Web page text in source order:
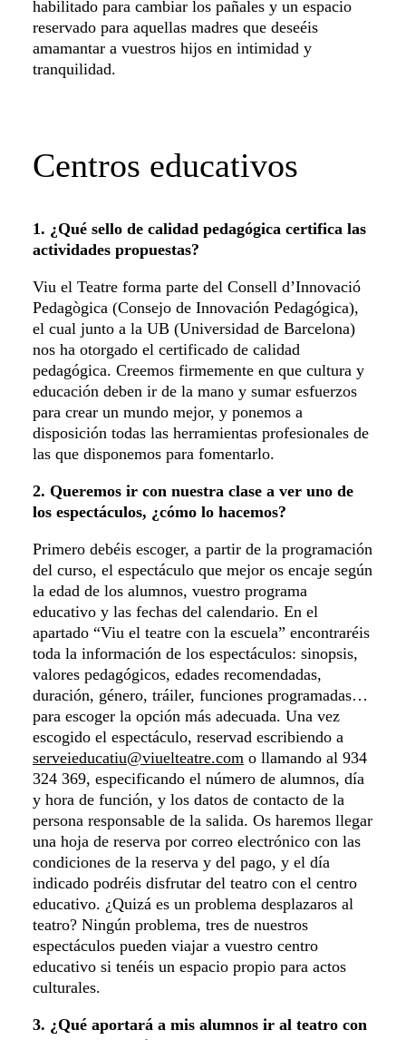
habilitado para cambiar los pañales y un espacio
reservado para aquellas madres que deseéis
amamantar a vuestros hijos en intimidad y
tranquilidad.
Centros educativos
1. ¿Qué sello de calidad pedagógica certifica las
actividades propuestas?
Viu el Teatre forma parte del Consell d’Innovació
Pedagògica (Consejo de Innovación Pedagógica),
el cual junto a la UB (Universidad de Barcelona)
nos ha otorgado el certificado de calidad
pedagógica. Creemos firmemente en que cultura y
educación deben ir de la mano y sumar esfuerzos
para crear un mundo mejor, y ponemos a
disposición todas las herramientas profesionales de
las que disponemos para fomentarlo.
2. Queremos ir con nuestra clase a ver uno de
los espectáculos, ¿cómo lo hacemos?
Primero debéis escoger, a partir de la programación
del curso, el espectáculo que mejor os encaje según
la edad de los alumnos, vuestro programa
educativo y las fechas del calendario. En el
apartado “Viu el teatre con la escuela” encontraréis
toda la información de los espectáculos: sinopsis,
valores pedagógicos, edades recomendadas,
duración, género, tráiler, funciones programadas…
para escoger la opción más adecuada. Una vez
escogido el espectáculo, reservad escribiendo a
serveieducatiu@viuelteatre.com o llamando al 934
324 369, especificando el número de alumnos, día
y hora de función, y los datos de contacto de la
persona responsable de la salida. Os haremos llegar
una hoja de reserva por correo electrónico con las
condiciones de la reserva y del pago, y el día
indicado podréis disfrutar del teatro con el centro
educativo. ¿Quizá es un problema desplazaros al
teatro? Ningún problema, tres de nuestros
espectáculos pueden viajar a vuestro centro
educativo si tenéis un espacio propio para actos
culturales.
3. ¿Qué aportará a mis alumnos ir al teatro con